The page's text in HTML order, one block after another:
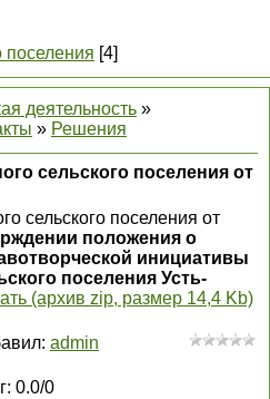
поселения [4]
деятельность »
» Решения
сельского поселения от
сельского поселения от
положения о
инициативы
поселения Усть-
(архив zip, размер 14,4 Kb)
: admin
: 0.0/0